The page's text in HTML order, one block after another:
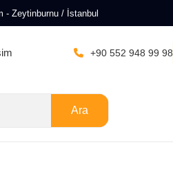
- Zeytinburnu / İstanbul
+90 552 948 99 98
Ara